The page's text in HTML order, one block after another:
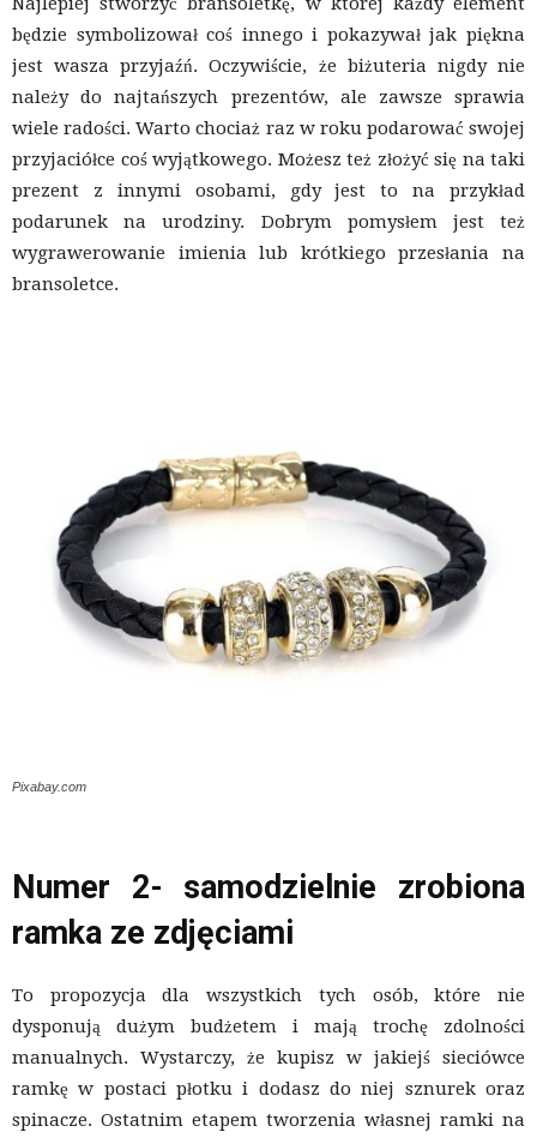
będzie symbolizował coś innego i pokazywał jak piękna
jest wasza przyjaźń. Oczywiście, że biżuteria nigdy nie
należy do najtańszych prezentów, ale zawsze sprawia
wiele radości. Warto chociaż raz w roku podarować swojej
przyjaciółce coś wyjątkowego. Możesz też złożyć się na taki
prezent z innymi osobami, gdy jest to na przykład
podarunek na urodziny. Dobrym pomysłem jest też
wygrawerowanie imienia lub krótkiego przesłania na
bransoletce.
Pixabay.com
Numer 2- samodzielnie zrobiona
ramka ze zdjęciami
To propozycja dla wszystkich tych osób, które nie
dysponują dużym budżetem i mają trochę zdolności
manualnych. Wystarczy, że kupisz w jakiejś sieciówce
ramkę w postaci płotku i dodasz do niej sznurek oraz
spinacze. Ostatnim etapem tworzenia własnej ramki na